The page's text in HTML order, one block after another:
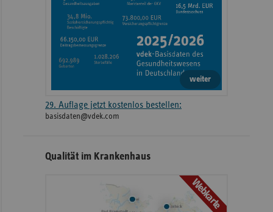
weiter
29. Auflage jetzt kostenlos bestellen:
basisdaten@vdek.com
Qualität im Krankenhaus
Webkarte